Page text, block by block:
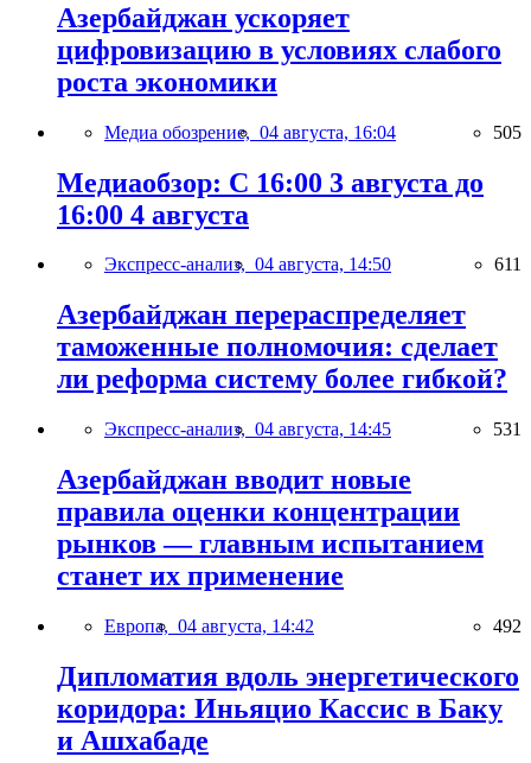
Азербайджан ускоряет
цифровизацию в условиях слабого
роста экономики
Медиа обозрение, 04 августа, 16:04 505
Медиаобзор: С 16:00 3 августа до
16:00 4 августа
Экспресс-анализ, 04 августа, 14:50 611
Азербайджан перераспределяет
таможенные полномочия: сделает
ли реформа систему более гибкой?
Экспресс-анализ, 04 августа, 14:45 531
Азербайджан вводит новые
правила оценки концентрации
рынков — главным испытанием
станет их применение
Европа, 04 августа, 14:42 492
Дипломатия вдоль энергетического
коридора: Иньяцио Кассис в Баку
и Ашхабаде